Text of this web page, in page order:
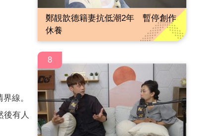
線。
後有人
鄭靚歆德籍妻抗低潮2年 暫停創作
休養
8